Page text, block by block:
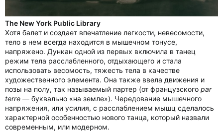
The New York Public Library
Хотя балет и создает впечатление легкости, невесомости,
тело в нем всегда находится в мышечном тонусе,
напряжено. Дункан одной из первых включила в танец
режим тела расслабленного, отдыхающего и стала
использовать весомость, тяжесть тела в качестве
художественного элемента. Она также ввела движения и
позы на полу, так называемый партер (от французского par
terre — буквально «на земле»). Чередование мышечного
напряжения, или усилия, с расслаблением мышц сделалось
характерной особенностью нового танца, который назвали
современным, или модерном.